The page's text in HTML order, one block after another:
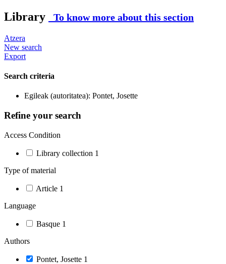
Library To know more about this section
Atzera
New search
Export
Search criteria
Egileak (autoritatea): Pontet, Josette
Refine your search
Access Condition
Library collection 1
Type of material
Article 1
Language
Basque 1
Authors
Pontet, Josette 1